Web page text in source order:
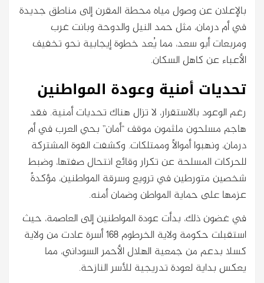
بالإعلان عن وصول مياه محطة المقرن إلى مناطق جديدة
في أم درمان، مثل حمد النيل والدوحة وبانت غرب
ومربعات أبو سعد، مما يُعد خطوة إيجابية نحو تخفيف
الأعباء عن كاهل السكان.
تحديات أمنية وعودة المواطنين
رغم الوعود بالاستقرار، لا تزال هناك تحديات أمنية. فقد
هاجم مسلحون ملثمون موقف “أمان” بحي العرب في أم
درمان، ونهبوا أموالًا وممتلكات. وكشفت القوة المشتركة
للحركات المسلحة عن تكرار وقائع انتحال صفتها، وضبط
شخصين متورطين في ترويع وسرقة المواطنين، مؤكدةً
عزمها على حماية المواطن وضمان أمنه.
في غضون ذلك، بدأت عودة المواطنين إلى العاصمة، حيث
استقبلت حكومة ولاية الخرطوم 168 أسرة عادت من ولاية
كسلا بدعم من جمعية الهلال الأحمر السوداني، مما
يعكس بداية لعودة تدريجية للأسر النازحة.